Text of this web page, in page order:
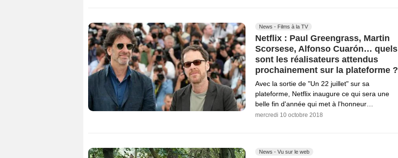
News - Films à la TV
Netflix : Paul Greengrass, Martin
Scorsese, Alfonso Cuarón… quels
sont les réalisateurs attendus
prochainement sur la plateforme ?
Avec la sortie de "Un 22 juillet" sur sa
plateforme, Netflix inaugure ce qui sera une
belle fin d'année qui met à l'honneur…
mercredi 10 octobre 2018
News - Vu sur le web